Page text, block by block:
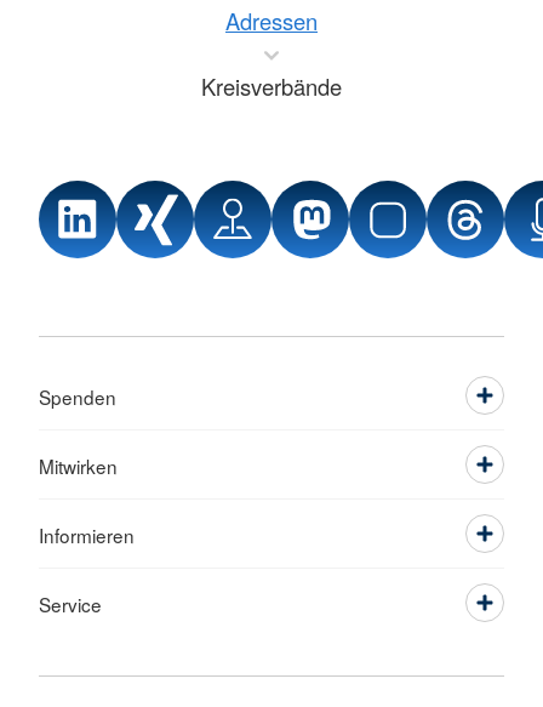
Adressen
Kreisverbände
Spenden
Mitwirken
Informieren
Service